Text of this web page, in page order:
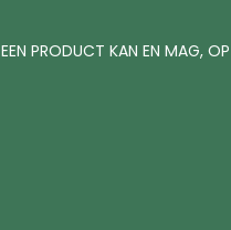
EEN PRODUCT KAN EN MAG,